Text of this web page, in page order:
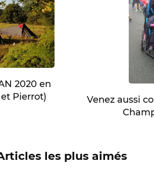
2020 en
Pierrot)
Venez aussi
les plus aimés